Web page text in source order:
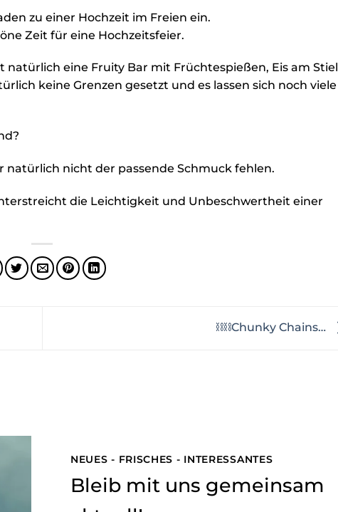
zu einer Hochzeit im Freien ein.
Zeit für eine Hochzeitsfeier.
eine Fruity Bar mit Früchtespießen, Eis am Stiel
keine Grenzen gesetzt und es lassen sich noch viele
nicht der passende Schmuck fehlen.
die Leichtigkeit und Unbeschwertheit einer
⛓⛓Chunky Chains…
NEUES - FRISCHES - INTERESSANTES
Bleib mit uns gemeinsam